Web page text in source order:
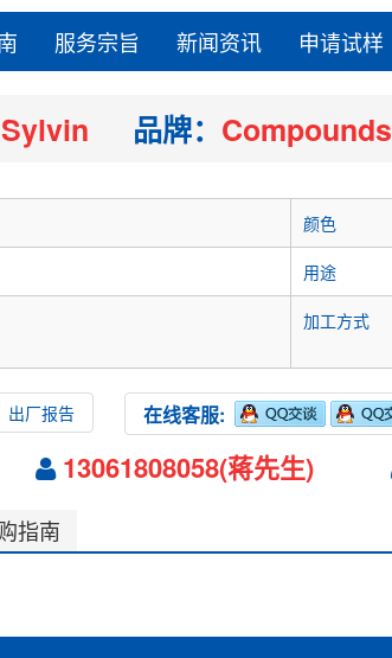
服务宗旨 新闻资讯 申请试样
Sylvin 品牌： Compounds
颜色
用途
加工方式
出厂报告 在线客服:
13061808058(蒋先生)
指南